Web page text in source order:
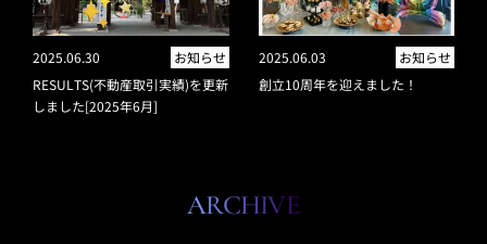
2025.06.30
お知らせ
RESULTS(不動産取引実績)を更新
しました[2025年6月]
2025.06.03
お知らせ
創立10周年を迎えました！
ARCHIVE